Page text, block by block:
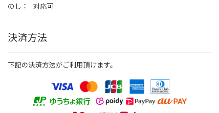
のし
対応可
決済方法
下記の決済方法がご利用頂けます。